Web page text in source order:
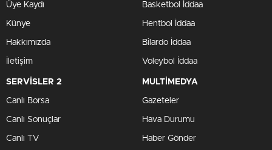
Üye Kaydı
Künye
Hakkımızda
İletişim
Basketbol İddaa
Hentbol İddaa
Bilardo İddaa
Voleybol İddaa
SERVİSLER 2
Canlı Borsa
Canlı Sonuçlar
Canlı TV
MULTİMEDYA
Gazeteler
Hava Durumu
Haber Gönder